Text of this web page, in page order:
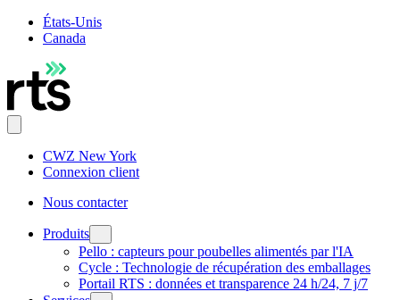
États-Unis
Canada
CWZ New York
Connexion client
Nous contacter
Produits
Pello : capteurs pour poubelles alimentés par l'IA
Cycle : Technologie de récupération des emballages
Portail RTS : données et transparence 24 h/24, 7 j/7